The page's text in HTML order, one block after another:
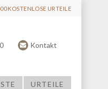
KOSTENLOSE URTEILE
Kontakt
URTEILE